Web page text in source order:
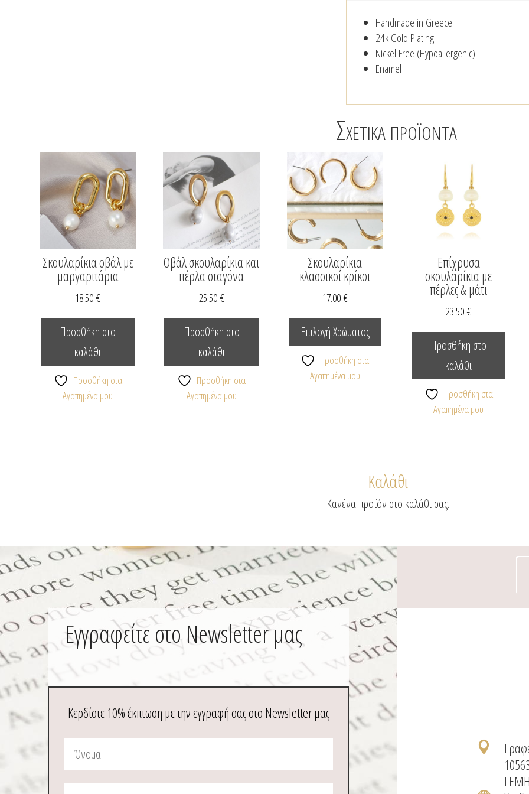
Handmade in Greece
24k Gold Plating
Nickel Free (Hypoallergenic)
Enamel
Σχετικά προϊόντα
Σκουλαρίκια οβάλ με
μαργαριτάρια
18.50€
Προσθήκη στο
καλάθι
Προσθήκη στα
Αγαπημένα μου
Οβάλ σκουλαρίκια και
πέρλα σταγόνα
25.50€
Προσθήκη στο
καλάθι
Προσθήκη στα
Αγαπημένα μου
Σκουλαρίκια
κλασσικοί κρίκοι
17.00€
Επιλογή Χρώματος
στη
του
Προσθήκη στα
Αγαπημένα μου
Επίχρυσα
σκουλαρίκια με
πέρλες & μάτι
23.50€
Προσθήκη στο
καλάθι
Προσθήκη στα
Αγαπημένα μου
Καλάθι
Κανένα προϊόν στο καλάθι σας.
Εγγραφείτε στο Newsletter μας
Κερδίστε 10% έκπτωση με την εγγραφή σας στο Newsletter μας
